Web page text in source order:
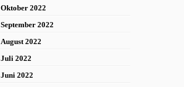
Oktober 2022
September 2022
August 2022
Juli 2022
Juni 2022